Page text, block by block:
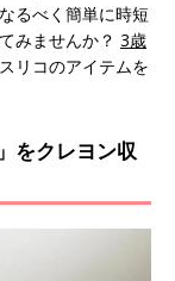
るべく簡単に時短
みませんか？ 3歳
リコのアイテムを
をクレヨン収